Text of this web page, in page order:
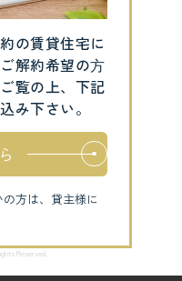
の賃貸住宅に
解約希望の⽅
覧の上、下記
み下さい。
方は、貸主様に
Reserved.